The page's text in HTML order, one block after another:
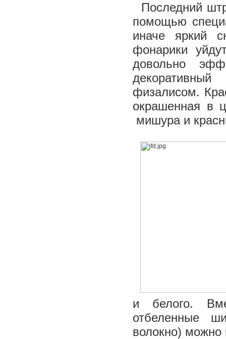
Последний
помощью
иначе яркий
фонарики
довольно
физалисом.
окрашенная в
мишура и
и белого.
отбеленные
волокно) можно